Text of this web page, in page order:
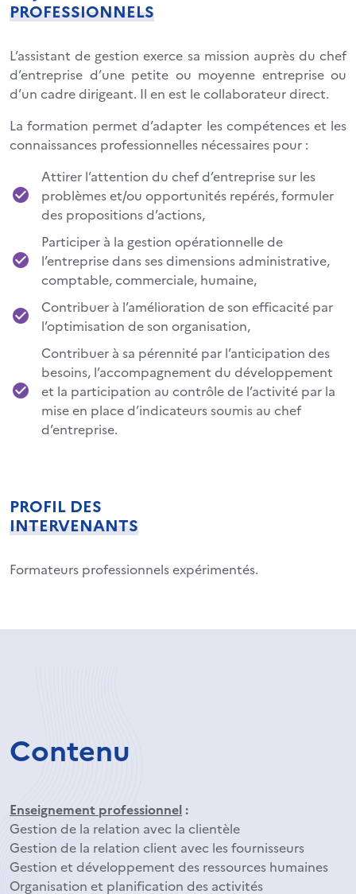
PROFESSIONNELS
L’assistant de gestion exerce sa mission auprès du chef
d’entreprise d’une petite ou moyenne entreprise ou
d’un cadre dirigeant. Il en est le collaborateur direct.
La formation permet d’adapter les compétences et les
connaissances professionnelles nécessaires pour :
Attirer l’attention du chef d’entreprise sur les
problèmes et/ou opportunités repérés, formuler
des propositions d’actions,
Participer à la gestion opérationnelle de
l’entreprise dans ses dimensions administrative,
comptable, commerciale, humaine,
Contribuer à l’amélioration de son efficacité par
l’optimisation de son organisation,
Contribuer à sa pérennité par l’anticipation des
besoins, l’accompagnement du développement
et la participation au contrôle de l’activité par la
mise en place d’indicateurs soumis au chef
d’entreprise.
PROFIL DES
INTERVENANTS
Formateurs professionnels expérimentés.
Contenu
Enseignement professionnel :
Gestion de la relation avec la clientèle
Gestion de la relation client avec les fournisseurs
Gestion et développement des ressources humaines
Organisation et planification des activités